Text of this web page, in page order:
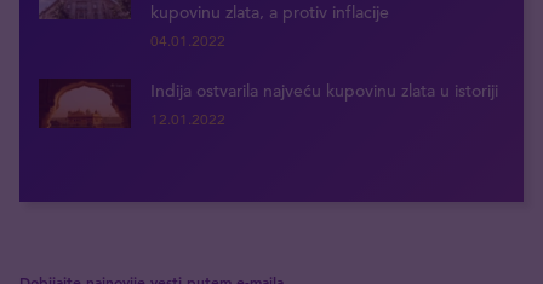
kupovinu zlata, a protiv inflacije
04.01.2022
Indija ostvarila najveću kupovinu zlata u istoriji
12.01.2022